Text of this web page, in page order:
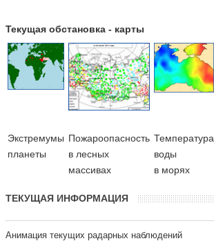
Текущая обстановка - карты
Экстремумы
планеты
Пожароопасность
в лесных
массивах
Температура
воды
в морях
ТЕКУЩАЯ ИНФОРМАЦИЯ
Анимация текущих радарных наблюдений